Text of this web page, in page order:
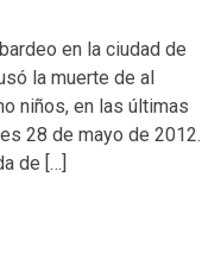
en la ciudad de
la muerte de al
niños, en las últimas
28 de mayo de 2012.
de […]